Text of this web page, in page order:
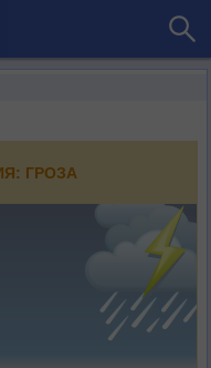
ГРОЗА